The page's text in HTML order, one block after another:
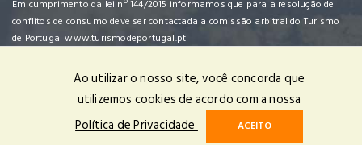
Em cumprimento da lei nº 144/2015 informamos que para a resolução de
conflitos de consumo deve ser contactada a comissão arbitral do Turismo
de Portugalwww.turismodeportugal.pt
Enredo Tropical Viagens e Turismo, Lda | RNAVT 4482 | © 2025 Todos
Ao utilizar o nosso site, você concorda que
utilizemos cookies de acordo com a nossa
Política de Privacidade
ACEITO